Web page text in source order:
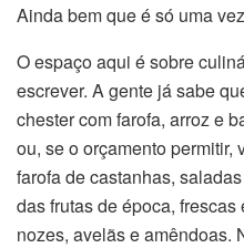
Ainda bem que é só uma
O espaço aqui é sobre
escrever. A gente já sabe
chester com farofa, arroz e
ou, se o orçamento permitir,
farofa de castanhas,
das frutas de época,
nozes, avelãs e amêndoas.